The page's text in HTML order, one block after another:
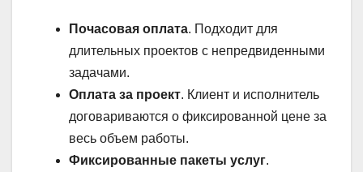
Почасовая оплата. Подходит для
длительных проектов с непредвиденными
задачами.
Оплата за проект. Клиент и исполнитель
договариваются о фиксированной цене за
весь объем работы.
Фиксированные пакеты услуг.